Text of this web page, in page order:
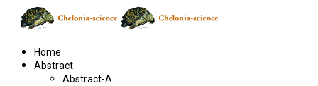
Home
Abstract
Abstract-A